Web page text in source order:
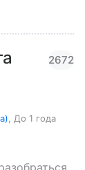
2672
До 1 года